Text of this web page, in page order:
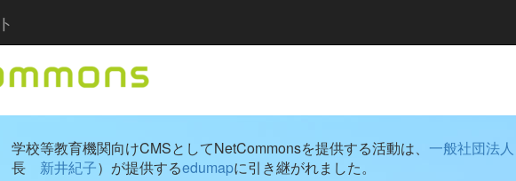
学校等教育機関向けCMSとしてNetCommonsを提供する活動は、 一般社団法
長 新井紀子）が提供するedumapに引き継がれました。